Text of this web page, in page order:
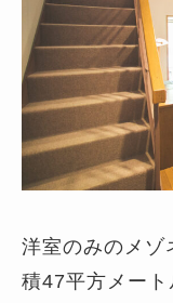
洋室のみのメゾ
積47平方メー